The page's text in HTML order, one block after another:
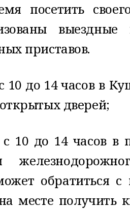
посетить
приставов.
10 до 14 часов в
дверей;
10 до 14 часов в
обратиться с
месте получить